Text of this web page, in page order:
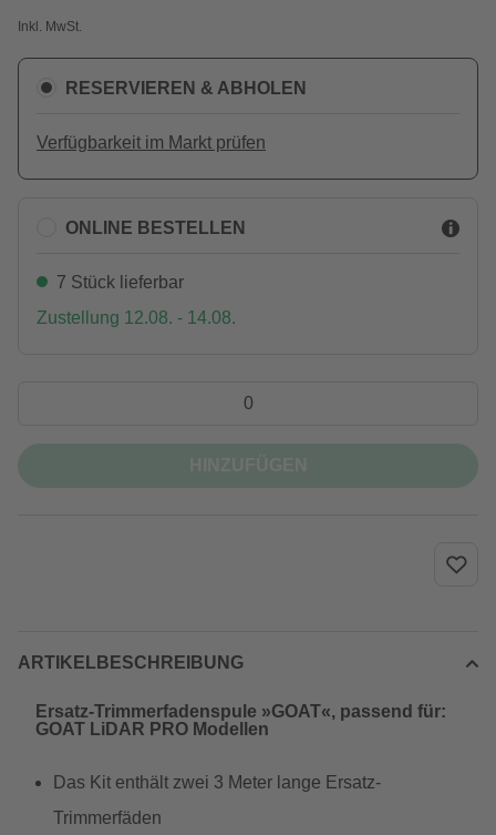
Inkl. MwSt.
RESERVIEREN & ABHOLEN
Verfügbarkeit im Markt prüfen
ONLINE BESTELLEN
7 Stück lieferbar
Zustellung 12.08. - 14.08.
ARTIKELBESCHREIBUNG
Ersatz-Trimmerfadenspule »GOAT«, passend für:
GOAT LiDAR PRO Modellen
Das Kit enthält zwei 3 Meter lange Ersatz-
Trimmerfäden